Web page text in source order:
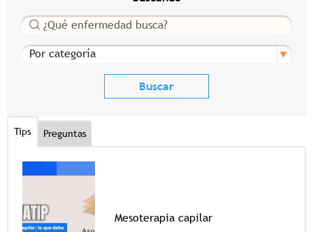
Buscar
Por categoría
Tips Preguntas
Mesoterapia capilar